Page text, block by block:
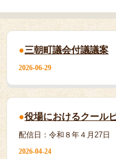
ビジネス・事業者
サイトマップ
三朝町議会付議議案
2026-06-29
役場におけるクール
配信日：令和８年４月27日
2026-04-24